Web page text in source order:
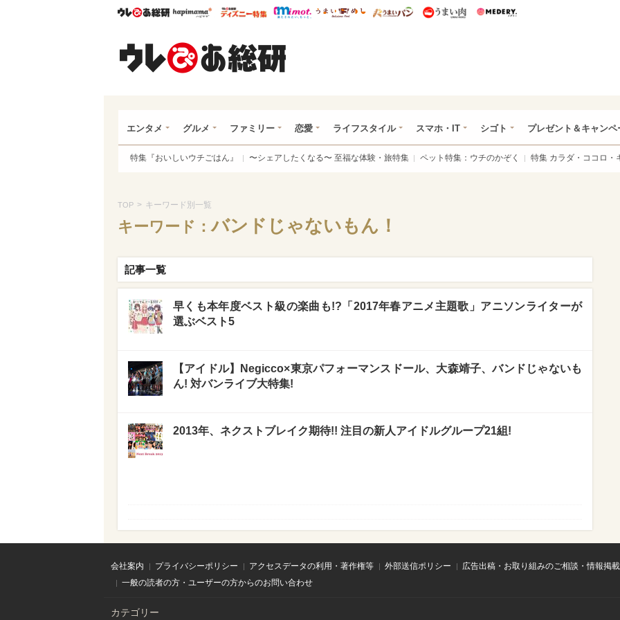
ウレぴあ総研ハピママ* ウレぴあ総研 ディズニー特集
mimot. うまいめし うまいパン うまい肉
エンタメ グルメ ファミリー 恋愛 ライフスタイル スマホ・IT シゴト プレゼント＆キャンペ
特集『おいしいウチごはん』 〜シェアしたくなる〜 至福な体験・旅特集 ペット特集：ウチのかぞく 特集 カラダ・ココロ・
TOP > キーワード別一覧
キーワード：バンドじゃないもん！
記事一覧
早くも本年度ベスト級の楽曲も!?「2017年春アニメ主題歌」アニソンライターが
選ぶベスト5
【アイドル】Negicco×東京パフォーマンスドール、大森靖子、バンドじゃないも
ん! 対バンライブ大特集!
2013年、ネクストブレイク期待!! 注目の新人アイドルグループ21組!
会社案内 プライバシーポリシー アクセスデータの利用・著作権等 外部送信ポリシー
広告出稿・お取り組みのご相談・情報掲
一般の読者の方・ユーザーの方からのお問い合わせ
カテゴリー